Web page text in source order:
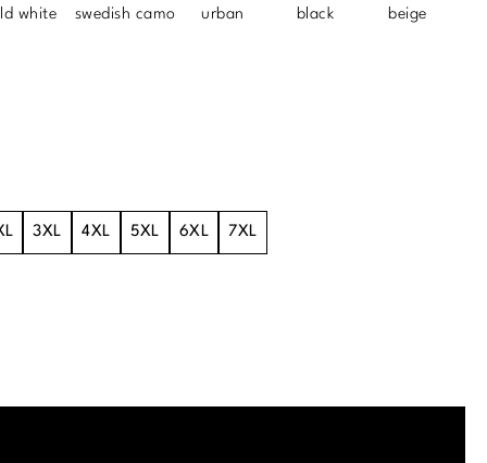
white swedish camo urban black beige
3XL 4XL 5XL 6XL 7XL